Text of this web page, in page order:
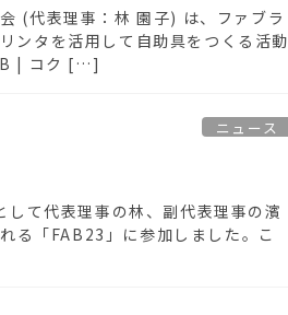
(代表理事：林 園子) は、ファブラ
ンタを活用して自助具をつくる活動
| コク […]
ニュース
て代表理事の林、副代表理事の濱
る「FAB23」に参加しました。こ